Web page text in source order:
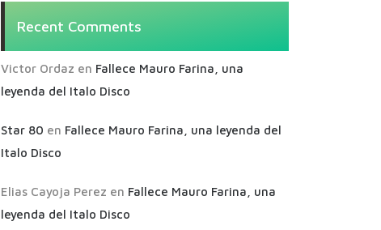
Recent Comments
Victor Ordaz en Fallece Mauro Farina, una
leyenda del Italo Disco
Star 80 en Fallece Mauro Farina, una leyenda del
Italo Disco
Elias Cayoja Perez en Fallece Mauro Farina, una
leyenda del Italo Disco